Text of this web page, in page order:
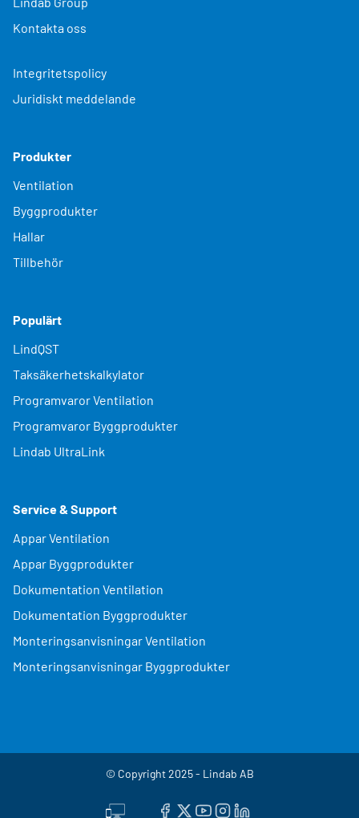
Kontakta oss
Integritetspolicy
Juridiskt meddelande
Produkter
Ventilation
Byggprodukter
Hallar
Tillbehör
Populärt
LindQST
Taksäkerhetskalkylator
Programvaror Ventilation
Programvaror Byggprodukter
Lindab UltraLink
Service & Support
Appar Ventilation
Appar Byggprodukter
Dokumentation Ventilation
Dokumentation Byggprodukter
Monteringsanvisningar Ventilation
Monteringsanvisningar Byggprodukter
© Copyright 2025 - Lindab AB